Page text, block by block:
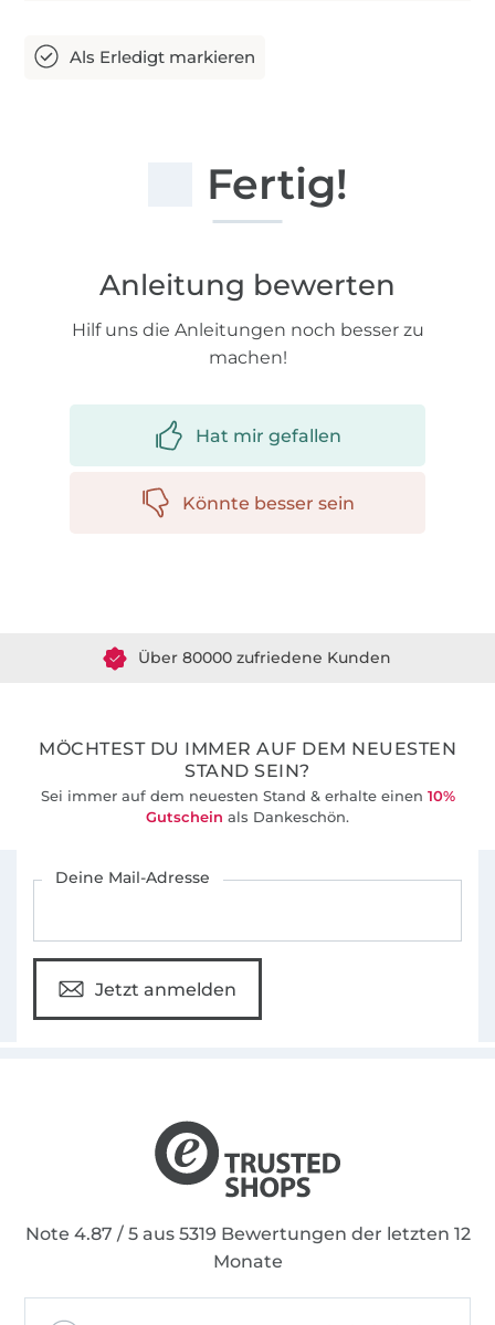
Fertig!
Anleitung bewerten
Hilf uns die Anleitungen noch besser zu
machen!
Hat mir gefallen
Könnte besser sein
36 Jahre Erfahrung
MÖCHTEST DU IMMER AUF DEM NEUESTEN
STAND SEIN?
Sei immer auf dem neuesten Stand & erhalte einen 10%
Gutschein als Dankeschön.
Deine Mail-Adresse
Jetzt anmelden
Note 4.87 / 5 aus 5319 Bewertungen der letzten 12
Monate